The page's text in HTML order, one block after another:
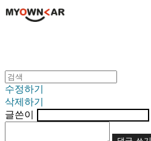
수정하기
삭제하기
글쓴이